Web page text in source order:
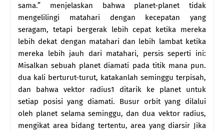
sama.” menjelaskan bahwa planet-planet tidak
mengelilingi matahari dengan kecepatan yang
seragam, tetapi bergerak lebih cepat ketika mereka
lebih dekat dengan matahari dan lebih lambat ketika
mereka lebih jauh dari matahari, persis seperti ini:
Misalkan sebuah planet diamati pada titik mana pun.
dua kali berturut-turut, katakanlah seminggu terpisah,
dan bahwa vektor radius1 ditarik ke planet untuk
setiap posisi yang diamati. Busur orbit yang dilalui
oleh planet selama seminggu, dan dua vektor radius,
mengikat area bidang tertentu, area yang diarsir Jika